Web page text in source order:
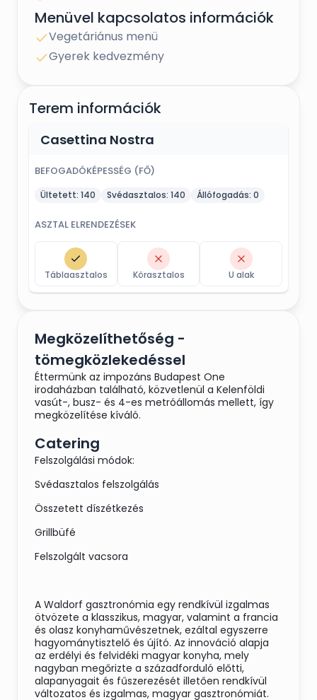
Menüvel kapcsolatos információk
Vegetáriánus menü
Gyerek kedvezmény
Terem információk
Casettina Nostra
BEFOGADÓKÉPESSÉG (FŐ)
Ültetett: 140 Svédasztalos: 140 Állófogadás: 0
ASZTAL ELRENDEZÉSEK
Táblaasztalos Körasztalos U alak
Megközelíthetőség -
tömegközlekedéssel
Éttermünk az impozáns Budapest One
irodaházban található, közvetlenül a Kelenföldi
vasút-, busz- és 4-es metróállomás mellett, így
megközelítése kíváló.
Catering
Felszolgálási módok:
Svédasztalos felszolgálás
Összetett díszétkezés
Grillbüfé
Felszolgált vacsora
A Waldorf gasztronómia egy rendkívül izgalmas
ötvözete a klasszikus, magyar, valamint a francia
és olasz konyhaművészetnek, ezáltal egyszerre
hagyománytisztelő és újító. Az innováció alapja
az erdélyi és felvidéki magyar konyha, mely
nagyban megőrizte a századforduló előtti,
alapanyagait és fűszerezését illetően rendkívül
változatos és izgalmas, magyar gasztronómiát.